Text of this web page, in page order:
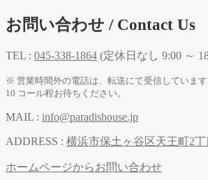
お問い合わせ / Contact Us
TEL : 045-338-1864 (定休日なし 9:00 ～
※ 営業時間外の電話は、転送にて受信していま
10 コール程お待ちください。
MAIL : info@paradishouse.jp
ADDRESS : 横浜市保土ヶ谷区天王町2丁
ホームページからお問い合わせ